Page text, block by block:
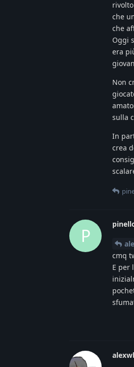
che
che
Oggi
era
Non
sulla
In
crea
P
cmq
E per